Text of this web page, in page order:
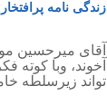
زندگی نامه
آقای میرحسین
آخوند، وبا
تواند زیرسلطه